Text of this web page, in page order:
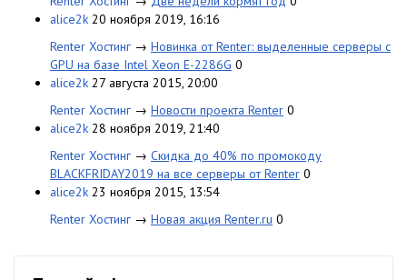
alice2k 20 ноября 2019, 16:16
Renter Хостинг → Новинка от Renter: выделенные серверы с
GPU на базе Intel Xeon E-2286G 0
alice2k 27 августа 2015, 20:00
Renter Хостинг → Новости проекта Renter 0
alice2k 28 ноября 2019, 21:40
Renter Хостинг → Скидка до 40% по промокоду
BLACKFRIDAY2019 на все серверы от Renter 0
alice2k 23 ноября 2015, 13:54
Renter Хостинг → Новая акция Renter.ru 0